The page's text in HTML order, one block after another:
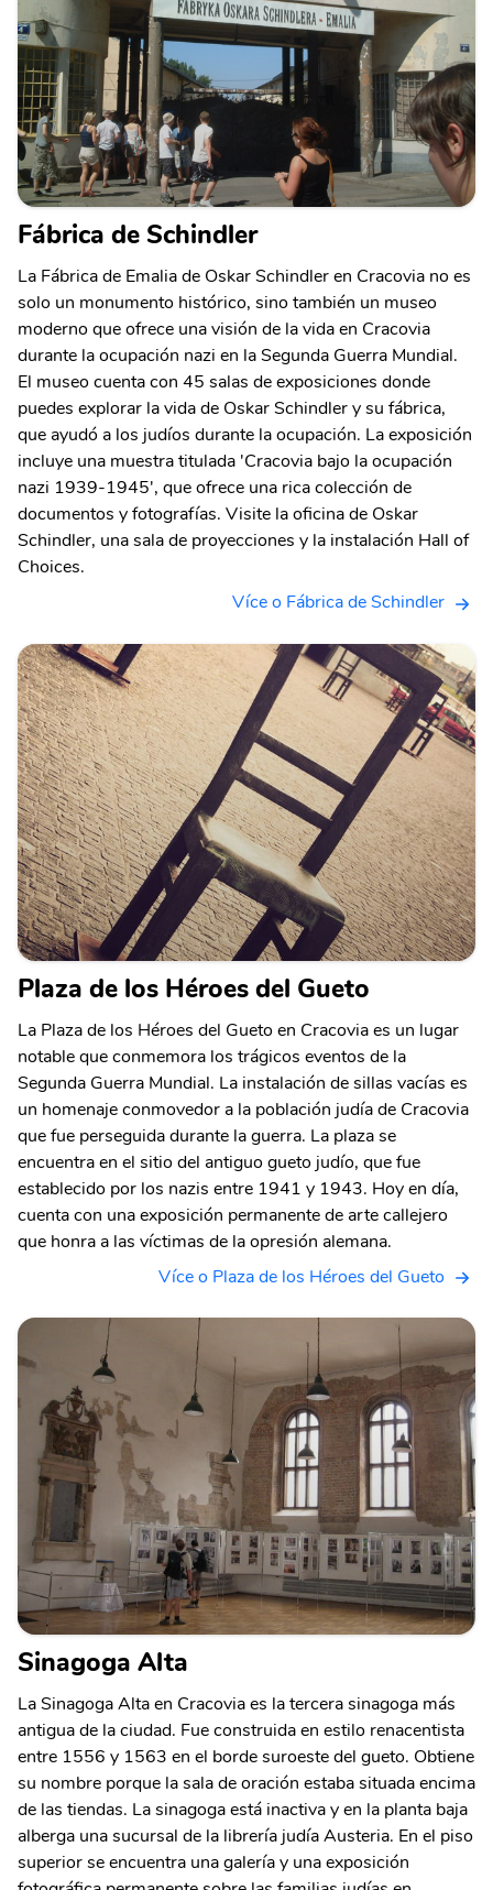
Fábrica de Schindler
La Fábrica de Emalia de Oskar Schindler en Cracovia no es
solo un monumento histórico, sino también un museo
moderno que ofrece una visión de la vida en Cracovia
durante la ocupación nazi en la Segunda Guerra Mundial.
El museo cuenta con 45 salas de exposiciones donde
puedes explorar la vida de Oskar Schindler y su fábrica,
que ayudó a los judíos durante la ocupación. La exposición
incluye una muestra titulada 'Cracovia bajo la ocupación
nazi 1939-1945', que ofrece una rica colección de
documentos y fotografías. Visite la oficina de Oskar
Schindler, una sala de proyecciones y la instalación Hall of
Choices.
Více o Fábrica de Schindler
Plaza de los Héroes del Gueto
La Plaza de los Héroes del Gueto en Cracovia es un lugar
notable que conmemora los trágicos eventos de la
Segunda Guerra Mundial. La instalación de sillas vacías es
un homenaje conmovedor a la población judía de Cracovia
que fue perseguida durante la guerra. La plaza se
encuentra en el sitio del antiguo gueto judío, que fue
establecido por los nazis entre 1941 y 1943. Hoy en día,
cuenta con una exposición permanente de arte callejero
que honra a las víctimas de la opresión alemana.
Více o Plaza de los Héroes del Gueto
Sinagoga Alta
La Sinagoga Alta en Cracovia es la tercera sinagoga más
antigua de la ciudad. Fue construida en estilo renacentista
entre 1556 y 1563 en el borde suroeste del gueto. Obtiene
su nombre porque la sala de oración estaba situada encima
de las tiendas. La sinagoga está inactiva y en la planta baja
alberga una sucursal de la librería judía Austeria. En el piso
superior se encuentra una galería y una exposición